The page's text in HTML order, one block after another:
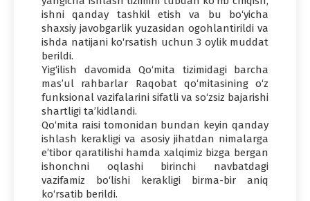
ishni qanday tashkil etish va bu bo‘yicha
shaxsiy javobgarlik yuzasidan ogohlantirildi va
ishda natijani ko‘rsatish uchun 3 oylik muddat
berildi.
Yig‘ilish davomida Qo‘mita tizimidagi barcha
mas’ul rahbarlar Raqobat qo‘mitasining o‘z
funksional vazifalarini sifatli va so‘zsiz bajarishi
shartligi ta’kidlandi.
Qo‘mita raisi tomonidan bundan keyin qanday
ishlash kerakligi va asosiy jihatdan nimalarga
e’tibor qaratilishi hamda xalqimiz bizga bergan
ishonchni oqlashi birinchi navbatdagi
vazifamiz bo‘lishi kerakligi birma-bir aniq
ko‘rsatib berildi.